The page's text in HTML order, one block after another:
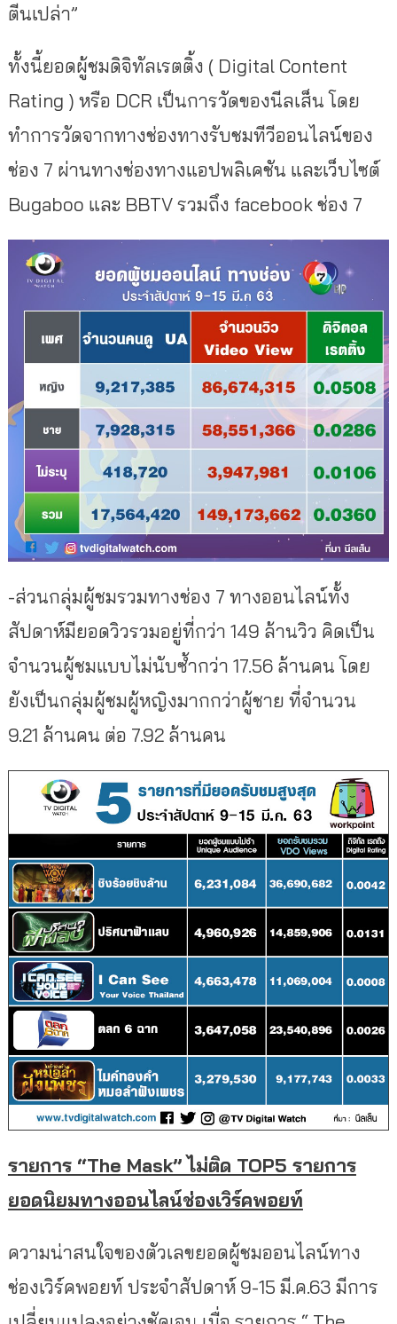
ตีนเปล่า”
ทั้งนี้ยอดผู้ชมดิจิทัลเรตติ้ง ( Digital Content
Rating ) หรือ DCR เป็นการวัดของนีลเส็น โดย
ทำการวัดจากทางช่องทางรับชมทีวีออนไลน์ของ
ช่อง 7 ผ่านทางช่องทางแอปพลิเคชัน และเว็บไซต์
Bugaboo และ BBTV รวมถึง facebook ช่อง 7
-ส่วนกลุ่มผู้ชมรวมทางช่อง 7 ทางออนไลน์ทั้ง
สัปดาห์มียอดวิวรวมอยู่ที่กว่า 149 ล้านวิว คิดเป็น
จำนวนผู้ชมแบบไม่นับซ้ำกว่า 17.56 ล้านคน โดย
ยังเป็นกลุ่มผู้ชมผู้หญิงมากกว่าผู้ชาย ที่จำนวน
9.21 ล้านคน ต่อ 7.92 ล้านคน
รายการ “The Mask” ไม่ติด TOP5 รายการ
ยอดนิยมทางออนไลน์ช่องเวิร์คพอยท์
ความน่าสนใจของตัวเลขยอดผู้ชมออนไลน์ทาง
ช่องเวิร์คพอยท์ ประจำสัปดาห์ 9-15 มี.ค.63 มีการ